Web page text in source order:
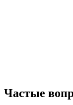
Частые